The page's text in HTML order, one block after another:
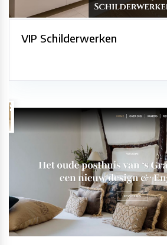
VIP Schilderwerken